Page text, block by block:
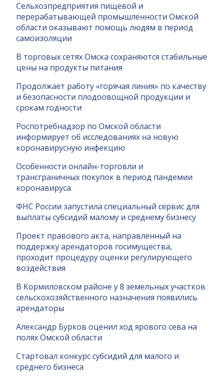
Сельхозпредприятия пищевой и
перерабатывающей промышленности Омской
области оказывают помощь людям в период
самоизоляции
В торговых сетях Омска сохраняются стабильные
цены на продукты питания
Продолжает работу «горячая линия» по качеству
и безопасности плодоовощной продукции и
срокам годности
Роспотребнадзор по Омской области
информирует об исследованиях на новую
коронавирусную инфекцию
Особенности онлайн-торговли и
трансграничных покупок в период пандемии
коронавируса
ФНС России запустила специальный сервис для
выплаты субсидий малому и среднему бизнесу
Проект правового акта, направленный на
поддержку арендаторов госимущества,
проходит процедуру оценки регулирующего
воздействия
В Кормиловском районе у 8 земельных участков
сельскохозяйственного назначения появились
арендаторы
Александр Бурков оценил ход ярового сева на
полях Омской области
Стартовал конкурс субсидий для малого и
среднего бизнеса